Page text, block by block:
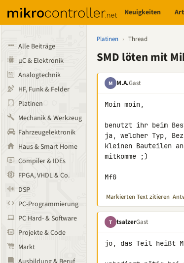
Neuigkeiten
Alle Beiträge
µC & Elektronik
Analogtechnik
HF, Funk & Felder
Platinen
Mechanik & Werkzeug
Fahrzeugelektronik
Haus & Smart Home
Compiler & IDEs
FPGA, VHDL & Co.
DSP
PC-Programmierung
PC Hard- & Software
Projekte & Code
Markt
Platinen › Thread
SMD löten mit
M M.A.Gast
Moin moin,
benutzt ihr beim
ja, welcher Typ,
kleinen Bauteilen
mitkomme ;)
MfG
Markierten Text zitieren
T tsalzerGast
jo, das Teil heißt